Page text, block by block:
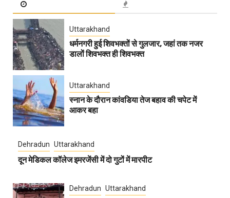
Uttarakhand
धर्मनगरी हुई शिवभक्तों से गुलजार, जहां तक नजर
डालों शिवभक्त ही शिवभक्त
Uttarakhand
स्नान के दौरान कांवडिया तेज बहाव की चपेट में
आकर बहा
Dehradun Uttarakhand
दून मेडिकल कॉलेज इमरजेंसी में दो गुटों में मारपीट
Dehradun Uttarakhand